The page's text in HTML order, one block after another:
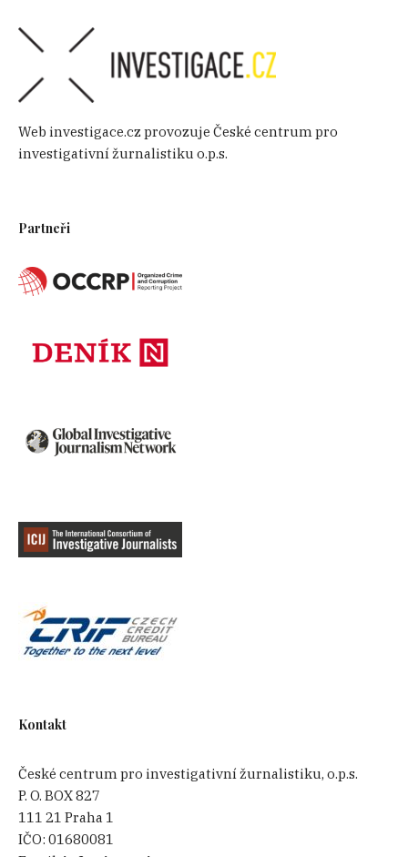
Web investigace.cz provozuje České centrum pro
investigativní žurnalistiku o.p.s.
Partneři
Kontakt
České centrum pro investigativní žurnalistiku, o.p.s.
P. O. BOX 827
111 21 Praha 1
IČO:01680081